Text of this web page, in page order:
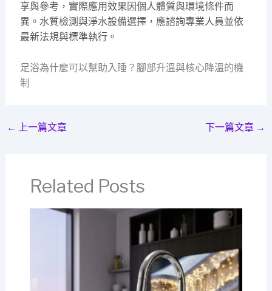
享與參考，實際應用效果因個人體質與環境條件而
異。水質檢測與淨水設備選擇，應諮詢專業人員並依
最新法規與標準執行。
足浴為什麼可以幫助入睡？腳部升溫與核心降溫的機
制
← 上一篇文章 下一篇文章 →
Related Posts